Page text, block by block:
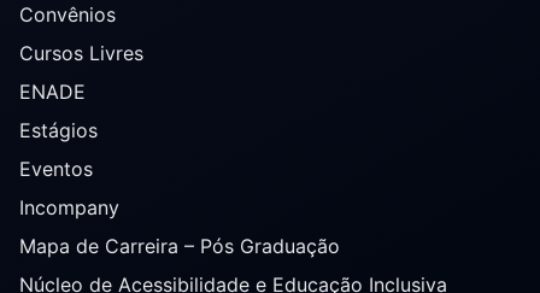
Convênios
Cursos Livres
ENADE
Estágios
Eventos
Incompany
Mapa de Carreira – Pós Graduação
Núcleo de Acessibilidade e Educação Inclusiva